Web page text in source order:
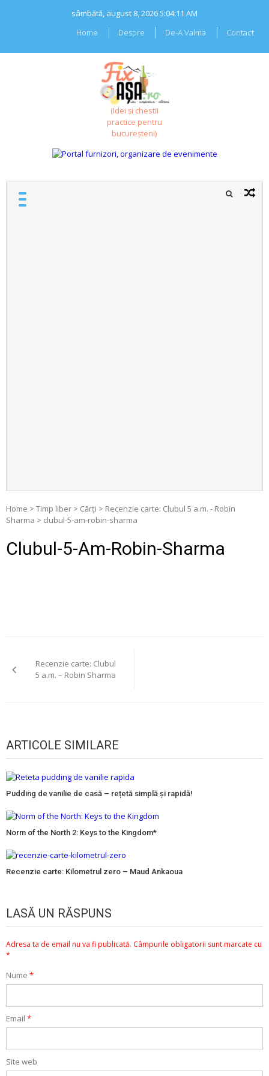
sâmbătă, august 8, 20265:04:12 AM
Home
Despre De-A Valma Contact
(Idei și chestii
practice pentru
bucureșteni)
Home > Timp liber > Cărți > Recenzie carte: Clubul 5 a.m. - Robin
Sharma > clubul-5-am-robin-sharma
Clubul-5-Am-Robin-Sharma
în
Recenzie carte: Clubul
5 a.m. – Robin Sharma
ARTICOLE SIMILARE
Pudding de vanilie de casă – rețetă simplă și rapidă!
Norm of the North 2: Keys to the Kingdom*
Recenzie carte: Kilometrul zero – Maud Ankaoua
LASĂ UN RĂSPUNS
Adresa ta de email nu va fi publicată. Câmpurile obligatorii sunt marcate cu
*
Nume *
Email *
Site web